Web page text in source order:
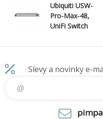
Ubiquiti USW-
Pro-Max-48,
UniFi Switch
Slevy a novinky e-